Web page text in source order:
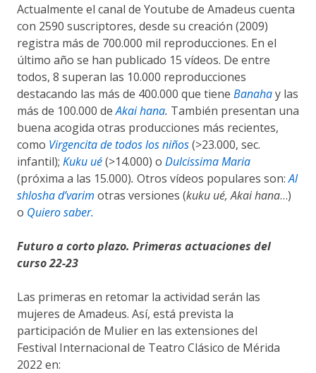
Actualmente el canal de Youtube de Amadeus cuenta
con 2590 suscriptores, desde su creación (2009)
registra más de 700.000 mil reproducciones. En el
último año se han publicado 15 vídeos. De entre
todos, 8 superan las 10.000 reproducciones
destacando las más de 400.000 que tiene Banahay las
más de 100.000 deAkai hana. También presentan una
buena acogida otras producciones más recientes,
como Virgencita de todos los niños(>23.000, sec.
infantil); Kuku ué(>14.000) o Dulcissima Maria
(próxima a las 15.000). Otros vídeos populares son:Al
shlosha d’varim otras versiones (kuku ué, Akai hana…)
o Quiero saber.
Futuro a corto plazo. Primeras actuaciones del
curso 22-23
Las primeras en retomar la actividad serán las
mujeres de Amadeus. Así, está prevista la
participación de Mulier en las extensiones del
Festival Internacional de Teatro Clásico de Mérida
2022 en: